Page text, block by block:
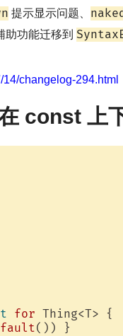
提示显示问题、
助功能迁移到
changelog-294.html
const 上
for Thing<T> {
()) }